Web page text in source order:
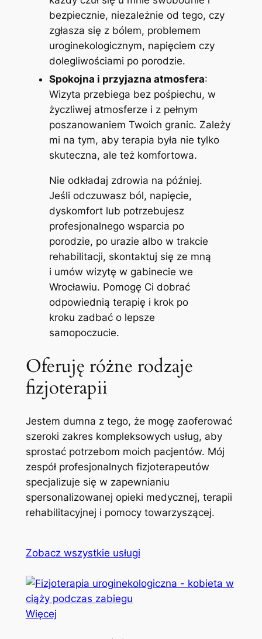
bezpiecznie, niezależnie od tego, czy
zgłasza się z bólem, problemem
uroginekologicznym, napięciem czy
dolegliwościami po porodzie.
Spokojna i przyjazna atmosfera:
Wizyta przebiega bez pośpiechu, w
życzliwej atmosferze i z pełnym
poszanowaniem Twoich granic. Zależy
mi na tym, aby terapia była nie tylko
skuteczna, ale też komfortowa.
Nie odkładaj zdrowia na później.
Jeśli odczuwasz ból, napięcie,
dyskomfort lub potrzebujesz
profesjonalnego wsparcia po
porodzie, po urazie albo w trakcie
rehabilitacji, skontaktuj się ze mną
i umów wizytę w gabinecie we
Wrocławiu. Pomogę Ci dobrać
odpowiednią terapię i krok po
kroku zadbać o lepsze
samopoczucie.
Oferuję różne rodzaje
fizjoterapii
Jestem dumna z tego, że mogę zaoferować
szeroki zakres kompleksowych usług, aby
sprostać potrzebom moich pacjentów. Mój
zespół profesjonalnych fizjoterapeutów
specjalizuje się w zapewnianiu
spersonalizowanej opieki medycznej, terapii
rehabilitacyjnej i pomocy towarzyszącej.
Zobacz wszystkie usługi
Więcej